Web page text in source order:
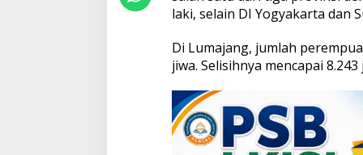
i
s
i
i
P
a
n
laki, selain DI Yogyakarta dan
Di Lumajang, jumlah
jiwa. Selisihnya mencapai